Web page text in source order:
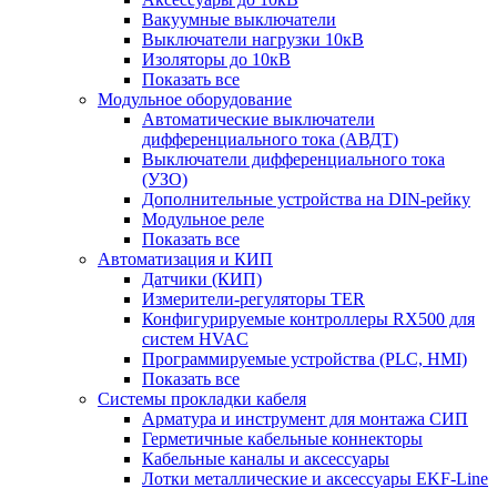
Вакуумные выключатели
Выключатели нагрузки 10кВ
Изоляторы до 10кВ
Показать все
Модульное оборудование
Автоматические выключатели
дифференциального тока (АВДТ)
Выключатели дифференциального тока
(УЗО)
Дополнительные устройства на DIN-рейку
Модульное реле
Показать все
Автоматизация и КИП
Датчики (КИП)
Измерители-регуляторы TER
Конфигурируемые контроллеры RX500 для
систем HVAC
Программируемые устройства (PLC, HMI)
Показать все
Системы прокладки кабеля
Арматура и инструмент для монтажа СИП
Герметичные кабельные коннекторы
Кабельные каналы и аксессуары
Лотки металлические и аксессуары EKF-Line